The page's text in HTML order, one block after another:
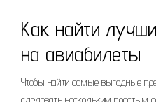
Как найти
на авиабилеты
Чтобы найти самые выгодные